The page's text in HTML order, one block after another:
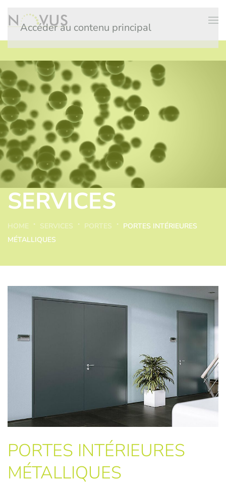
Accéder au contenu principal
SERVICES
HOME SERVICES PORTES
PORTES INTÉRIEURES
MÉTALLIQUES
PORTES INTÉRIEURES
MÉTALLIQUES